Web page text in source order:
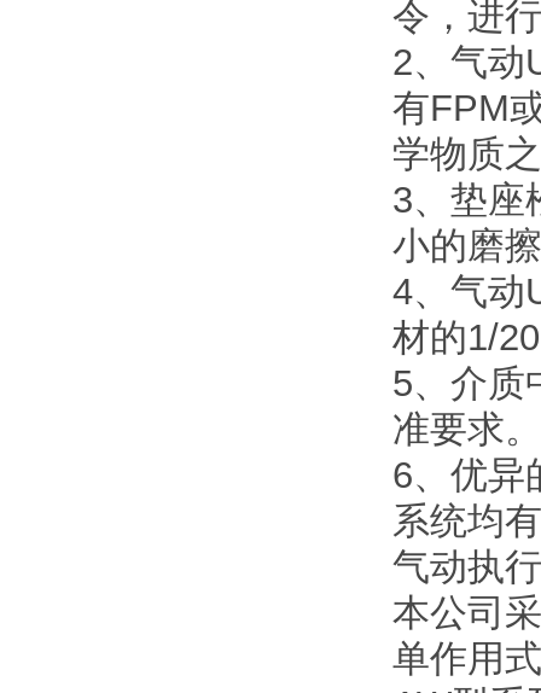
令，进
2、气动
有FPM
学物质
3、垫座
小的磨
4、气动
材的1/
5、介质
准要求
6、优异
系统均
气动执
本公司
单作用